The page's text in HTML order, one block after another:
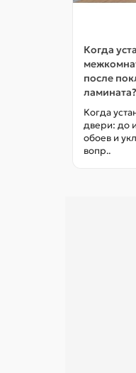
Когда
после
ламината?
Когда
двери: до
обоев и
вопр..